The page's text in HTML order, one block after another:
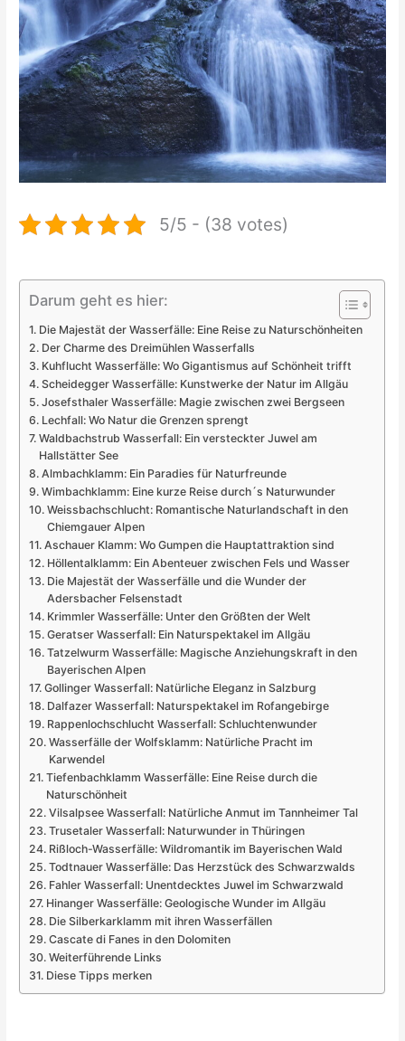
5/5 - (38 votes)
Darum geht es hier:
Die Majestät der Wasserfälle: Eine Reise zu Naturschönheiten
Der Charme des Dreimühlen Wasserfalls
Kuhflucht Wasserfälle: Wo Gigantismus auf Schönheit trifft
Scheidegger Wasserfälle: Kunstwerke der Natur im Allgäu
Josefsthaler Wasserfälle: Magie zwischen zwei Bergseen
Lechfall: Wo Natur die Grenzen sprengt
Waldbachstrub Wasserfall: Ein versteckter Juwel am
Hallstätter See
Almbachklamm: Ein Paradies für Naturfreunde
Wimbachklamm: Eine kurze Reise durch´s Naturwunder
Weissbachschlucht: Romantische Naturlandschaft in den
Chiemgauer Alpen
Aschauer Klamm: Wo Gumpen die Hauptattraktion sind
Höllentalklamm: Ein Abenteuer zwischen Fels und Wasser
Die Majestät der Wasserfälle und die Wunder der
Adersbacher Felsenstadt
Krimmler Wasserfälle: Unter den Größten der Welt
Geratser Wasserfall: Ein Naturspektakel im Allgäu
Tatzelwurm Wasserfälle: Magische Anziehungskraft in den
Bayerischen Alpen
Gollinger Wasserfall: Natürliche Eleganz in Salzburg
Dalfazer Wasserfall: Naturspektakel im Rofangebirge
Rappenlochschlucht Wasserfall: Schluchtenwunder
Wasserfälle der Wolfsklamm: Natürliche Pracht im
Karwendel
Tiefenbachklamm Wasserfälle: Eine Reise durch die
Naturschönheit
Vilsalpsee Wasserfall: Natürliche Anmut im Tannheimer Tal
Trusetaler Wasserfall: Naturwunder in Thüringen
Rißloch-Wasserfälle: Wildromantik im Bayerischen Wald
Todtnauer Wasserfälle: Das Herzstück des Schwarzwalds
Fahler Wasserfall: Unentdecktes Juwel im Schwarzwald
Hinanger Wasserfälle: Geologische Wunder im Allgäu
Die Silberkarklamm mit ihren Wasserfällen
Cascate di Fanes in den Dolomiten
Weiterführende Links
Diese Tipps merken